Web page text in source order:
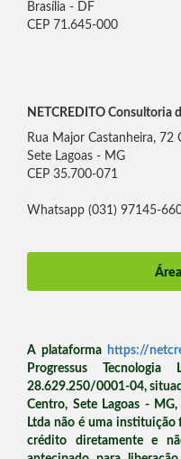
Brasília - DF
CEP 71.645-000
NETCREDITO Consultoria
Rua Major Castanheira, 72
Sete Lagoas - MG
CEP 35.700-071
Whatsapp (031) 97145-
A plataforma https://
Progressus
28.629.250/0001-04,
Centro, Sete Lagoas -
Ltda não é uma instituição
crédito diretamente e